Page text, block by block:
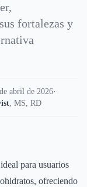
fortalezas y
abril de 2026·
, MS, RD
para usuarios
ofreciendo